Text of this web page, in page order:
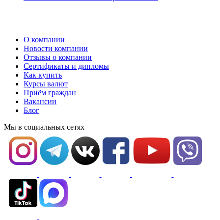
О компании
Новости компании
Отзывы о компании
Сертификаты и дипломы
Как купить
Курсы валют
Приём граждан
Вакансии
Блог
Мы в социальных сетях